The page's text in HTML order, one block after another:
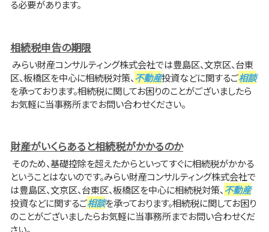
る必要があります。
相続税申告の期限
みらい財産コンサルティング株式会社では豊島区、文京区、台東
区、板橋区を中心に相続税対策、不動産投資などに関するご相談
を承っております。相続税に関してお困りのことがございましたら
お気軽に当事務所までお問い合わせください。
財産がいくらあると相続税がかかるのか
そのため、基礎控除を超えたからといってすぐに相続税がかかる
ということはないのです。みらい財産コンサルティング株式会社で
は豊島区、文京区、台東区、板橋区を中心に相続税対策、不動産
投資などに関するご相談を承っております。相続税に関してお困り
のことがございましたらお気軽に当事務所までお問い合わせくだ
さい。